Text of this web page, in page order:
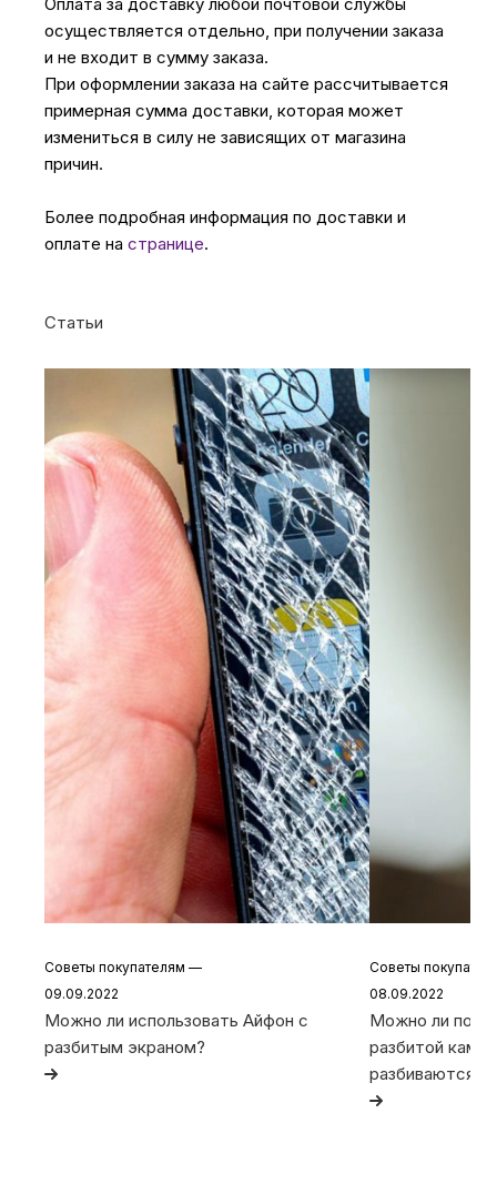
осуществляется отдельно, при получении заказа
и не входит в сумму заказа.
При оформлении заказа на сайте рассчитывается
примерная сумма доставки, которая может
измениться в силу не зависящих от магазина
причин.
Более подробная информация по доставки и
оплате на странице.
Статьи
Советы покупателям —
09.09.2022
Можно ли использовать Айфон с
разбитым экраном?
Советы
08.09.2022
Можно ли
разбитой
разбиваются